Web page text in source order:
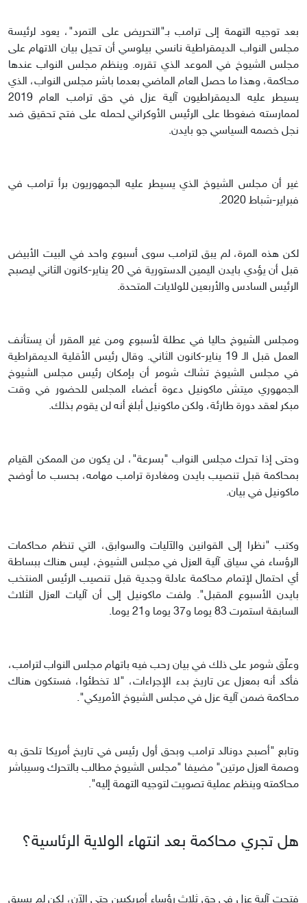
بعد توجيه التهمة إلى ترامب بـ"التحريض على التمرد"، يعود لرئيسة
مجلس النواب الديمقراطية نانسي بيلوسي أن تحيل بيان الاتهام على
مجلس الشيوخ في الموعد الذي تقرره. وينظم مجلس النواب عندها
محاكمة، وهذا ما حصل العام الماضي بعدما باشر مجلس النواب، الذي
يسيطر عليه الديمقراطيون آلية عزل في حق ترامب العام 2019
لممارسته ضغوطا على الرئيس الأوكراني لحمله على فتح تحقيق ضد
نجل خصمه السياسي جو بايدن.
غير أن مجلس الشيوخ الذي يسيطر عليه الجمهوريون برأ ترامب في
فبراير-شباط 2020.
لكن هذه المرة، لم يبق لترامب سوى أسبوع واحد في البيت الأبيض
قبل أن يؤدي بايدن اليمين الدستورية في 20 يناير-كانون الثاني ليصبح
الرئيس السادس والأربعين للولايات المتحدة.
ومجلس الشيوخ حاليا في عطلة لأسبوع ومن غير المقرر أن يستأنف
العمل قبل الـ 19 يناير-كانون الثاني. وقال رئيس الأقلية الديمقراطية
في مجلس الشيوخ تشاك شومر أن بإمكان رئيس مجلس الشيوخ
الجمهوري ميتش ماكونيل دعوة أعضاء المجلس للحضور في وقت
مبكر لعقد دورة طارئة، ولكن ماكونيل أبلغ أنه لن يقوم بذلك.
وحتى إذا تحرك مجلس النواب "بسرعة"، لن يكون من الممكن القيام
بمحاكمة قبل تنصيب بايدن ومغادرة ترامب مهامه، بحسب ما أوضح
ماكونيل في بيان.
وكتب "نظرا إلى القوانين والآليات والسوابق، التي تنظم محاكمات
الرؤساء في سياق آلية العزل في مجلس الشيوخ، ليس هناك ببساطة
أي احتمال لإتمام محاكمة عادلة وجدية قبل تنصيب الرئيس المنتخب
بايدن الأسبوع المقبل". ولفت ماكونيل إلى أن آليات العزل الثلاث
السابقة استمرت 83 يوما و37 يوما و21 يوما.
وعلّق شومر على ذلك في بيان رحب فيه باتهام مجلس النواب لترامب،
فأكد أنه بمعزل عن تاريخ بدء الإجراءات، "لا تخطئوا، فستكون هناك
محاكمة ضمن آلية عزل في مجلس الشيوخ الأمريكي".
وتابع "أصبح دونالد ترامب وبحق أول رئيس في تاريخ أمريكا تلحق به
وصمة العزل مرتين" مضيفا "مجلس الشيوخ مطالب بالتحرك وسيباشر
محاكمته وينظم عملية تصويت لتوجيه التهمة إليه".
هل تجري محاكمة بعد انتهاء الولاية الرئاسية؟
فتحت آلية عزل في حق ثلاث رؤساء أمريكيين حتى الآن، لكن لم يسبق